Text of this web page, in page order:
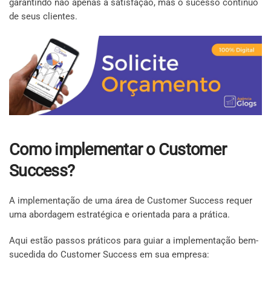
garantindo não apenas a satisfação, mas o sucesso contínuo
de seus clientes.
Como implementar o Customer
Success?
A implementação de uma área de Customer Success requer
uma abordagem estratégica e orientada para a prática.
Aqui estão passos práticos para guiar a implementação bem-
sucedida do Customer Success em sua empresa: